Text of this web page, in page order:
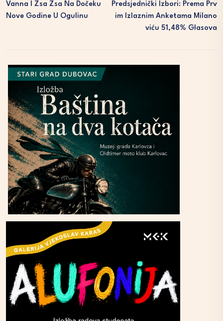
Vanna I Zsa Zsa Na Dočeku
Nove Godine U Ogulinu
Predsjednički Izbori: Prema Prv
Im Izlaznim Anketama Milano
Viću 51,48% Glasova